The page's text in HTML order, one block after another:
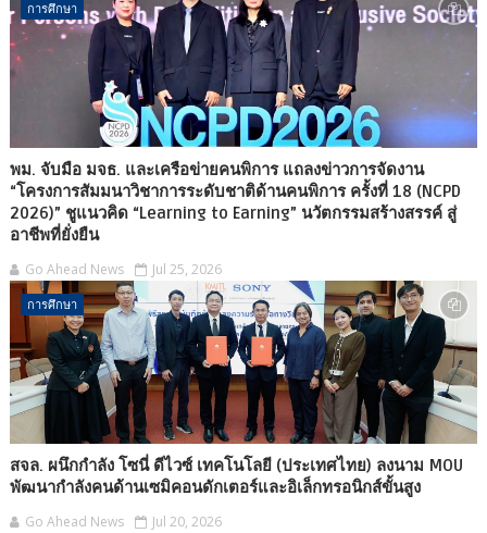
การศึกษา
พม. จับมือ มจธ. และเครือข่ายคนพิการ แถลงข่าวการจัดงาน
“โครงการสัมมนาวิชาการระดับชาติด้านคนพิการ ครั้งที่ 18 (NCPD
2026)” ชูแนวคิด “Learning to Earning” นวัตกรรมสร้างสรรค์ สู่
อาชีพที่ยั่งยืน
Go Ahead News Jul 25, 2026
การศึกษา
สจล. ผนึกกำลัง โซนี่ ดีไวซ์ เทคโนโลยี (ประเทศไทย) ลงนาม MOU
พัฒนากำลังคนด้านเซมิคอนดักเตอร์และอิเล็กทรอนิกส์ขั้นสูง
Go Ahead News Jul 20, 2026